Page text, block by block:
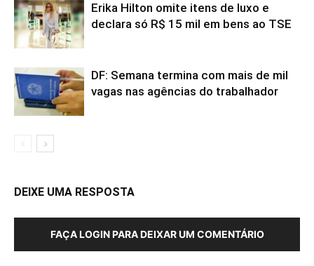
Erika Hilton omite itens de luxo e
declara só R$ 15 mil em bens ao TSE
DF: Semana termina com mais de mil
vagas nas agências do trabalhador
DEIXE UMA RESPOSTA
FAÇA LOGIN PARA DEIXAR UM COMENTÁRIO